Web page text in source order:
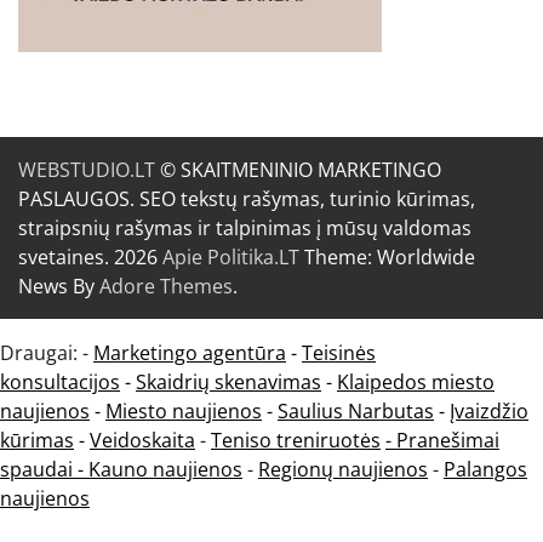
WEBSTUDIO.LT© SKAITMENINIO MARKETINGO
PASLAUGOS. SEO tekstų rašymas, turinio kūrimas,
straipsnių rašymas ir talpinimas į mūsų valdomas
svetaines. 2026Apie Politika.LTTheme: Worldwide
News ByAdore Themes.
Draugai: - Marketingo agentūra -Teisinės
konsultacijos -Skaidrių skenavimas - Klaipedos miesto
naujienos - Miesto naujienos -Saulius Narbutas - Įvaizdžio
kūrimas -Veidoskaita -Teniso treniruotės - Pranešimai
spaudai - Kauno naujienos - Regionų naujienos - Palangos
naujienos